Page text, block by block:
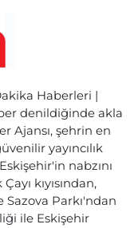
Haberleri |
denildiğinde akla
Ajansı, şehrin en
yayıncılık
nabzını
kıyısından,
Parkı'ndan
ile Eskişehir